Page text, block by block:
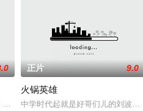
帮他走私贩毒，小麦母亲发觉他儿子
饰）出生于一个黑白通婚
正片 9.0
火锅英雄
中学时代起就是好哥们儿的刘波